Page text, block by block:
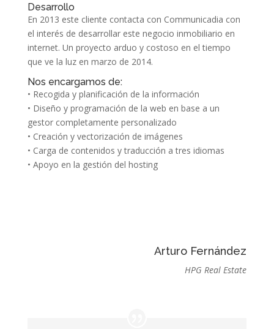
Desarrollo
En 2013 este cliente contacta con Communicadia con
el interés de desarrollar este negocio inmobiliario en
internet. Un proyecto arduo y costoso en el tiempo
que ve la luz en marzo de 2014.
Nos encargamos de:
• Recogida y planificación de la información
• Diseño y programación de la web en base a un
gestor completamente personalizado
• Creación y vectorización de imágenes
• Carga de contenidos y traducción a tres idiomas
• Apoyo en la gestión del hosting
Arturo Fernández
HPG Real Estate